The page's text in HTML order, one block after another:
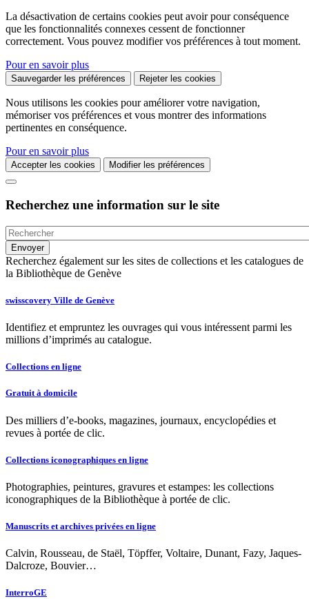
La désactivation de certains cookies peut avoir pour conséquence
que les fonctionnalités connexes cessent de fonctionner
correctement. Vous pouvez modifier vos préférences à tout moment.
Pour en savoir plus
Sauvegarder les préférences Rejeter les cookies
Nous utilisons les cookies pour améliorer votre navigation,
mémoriser vos préférences et vous montrer des informations
pertinentes en conséquence.
Pour en savoir plus
Accepter les cookies Modifier les préférences
Recherchez une information sur le site
Recherchez également sur les sites de collections et les catalogues de
la Bibliothèque de Genève
swisscovery Ville de Genève
Identifiez et empruntez les ouvrages qui vous intéressent parmi les
millions d’imprimés au catalogue.
Collections en ligne
Gratuit à domicile
Des milliers d’e-books, magazines, journaux, encyclopédies et
revues à portée de clic.
Collections iconographiques en ligne
Photographies, peintures, gravures et estampes: les collections
iconographiques de la Bibliothèque à portée de clic.
Manuscrits et archives privées en ligne
Calvin, Rousseau, de Staël, Töpffer, Voltaire, Dunant, Fazy, Jaques-
Dalcroze, Bouvier…
InterroGE